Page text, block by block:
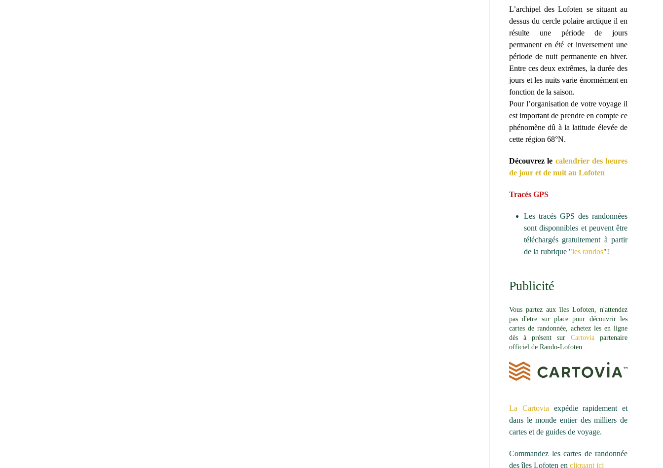
L’archipel des Lofoten se situant au
dessus du cercle polaire arctique il en
résulte une période de jours
permanent en été et inversement une
période de nuit permanente en hiver.
Entre ces deux extrêmes, la durée des
jours et les nuits varie énormément en
fonction de la saison.
Pour l’organisation de votre voyage il
est important de prendre en compte ce
phénomène dû à la latitude élevée de
cette région 68°N.
Découvrez le calendrier des heures
de jour et de nuit au Lofoten
Tracés GPS
Les tracés GPS des randonnées
sont disponnibles et peuvent être
téléchargés gratuitement à partir
de la rubrique "les randos"!
Publicité
Vous partez aux îles Lofoten, n'attendez
pas d'etre sur place pour découvrir les
cartes de randonnée, achetez les en ligne
dès à présent sur Cartovia partenaire
officiel de Rando-Lofoten.
La Cartovia expédie rapidement et
dans le monde entier des milliers de
cartes et de guides de voyage.
Commandez les cartes de randonnée
des îles Lofoten en cliquant ici